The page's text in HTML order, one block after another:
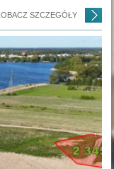
SZCZEGÓŁY